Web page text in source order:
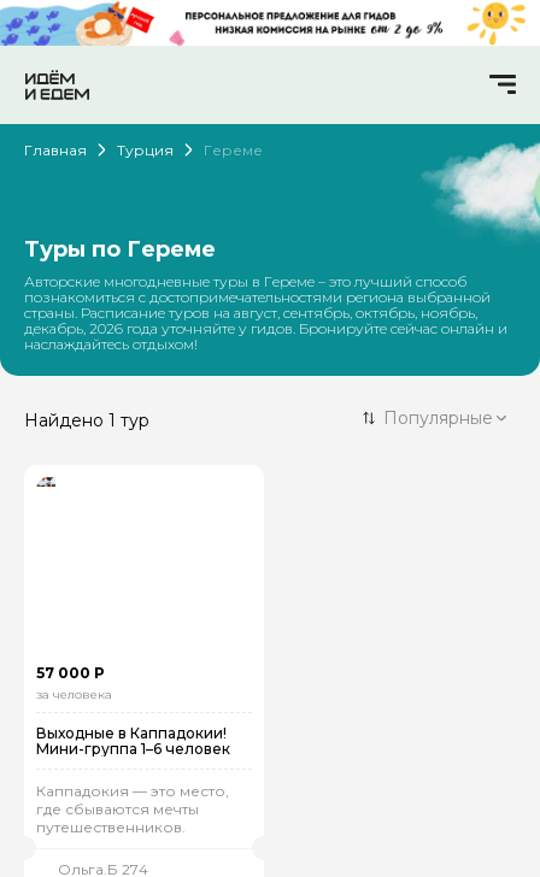
Главная Турция Гереме
Туры по Гереме
Авторские многодневные туры в Гереме – это лучший способ
познакомиться с достопримечательностями региона выбранной
страны. Расписание туров на август, сентябрь, октябрь, ноябрь,
декабрь, 2026 года уточняйте у гидов. Бронируйте сейчас онлайн и
наслаждайтесь отдыхом!
Найдено 1 тур Популярные
57 000 Р
за человека
Выходные в Каппадокии!
Мини-группа 1–6 человек
Каппадокия — это место,
где сбываются мечты
путешественников.
Ольга.Б 274